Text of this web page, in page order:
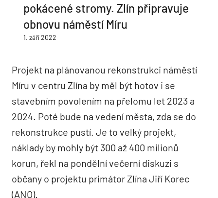
pokácené stromy. Zlín připravuje
obnovu náměstí Míru
1. září 2022
Projekt na plánovanou rekonstrukci náměstí
Míru v centru Zlína by měl být hotov i se
stavebním povolením na přelomu let 2023 a
2024. Poté bude na vedení města, zda se do
rekonstrukce pustí. Je to velký projekt,
náklady by mohly být 300 až 400 milionů
korun, řekl na pondělní večerní diskuzi s
občany o projektu primátor Zlína Jiří Korec
(ANO).